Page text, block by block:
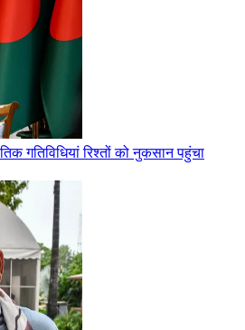
गतिविधियां रिश्तों को नुकसान पहुंचा